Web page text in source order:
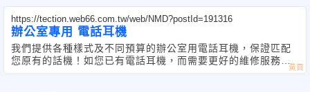
https://tection.web66.com.tw/web/NMD?postId=191316
辦公室專用 電話耳機
我們提供各種樣式及不同預算的辦公室用電話耳機，保證匹配
您原有的話機！如您已有電話耳機，而需要更好的維修服務或
汰換新樣式。歡迎來電指教～TEL:(02)2632-0757